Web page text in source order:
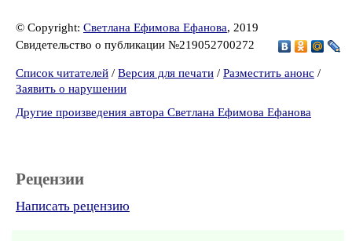
© Copyright: Светлана Ефимова Ефанова, 2019
Свидетельство о публикации №219052700272
Список читателей / Версия для печати / Разместить анонс /
Заявить о нарушении
Другие произведения автора Светлана Ефимова Ефанова
Рецензии
Написать рецензию